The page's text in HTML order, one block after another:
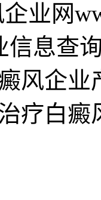
业网
信息查
风企
疗白癜